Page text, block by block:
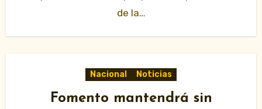
de la…
Nacional Noticias
Fomento mantendrá sin